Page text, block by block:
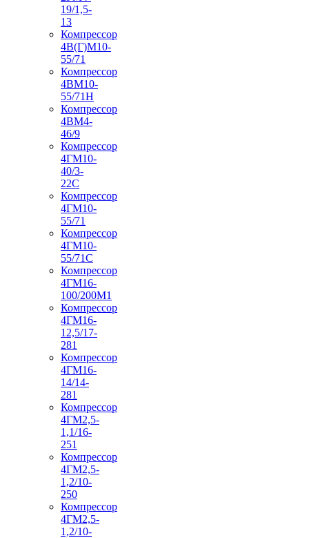
19/1,5-
13
Компрессор
4В(Г)М10-
55/71
Компрессор
4ВМ10-
55/71Н
Компрессор
4ВМ4-
46/9
Компрессор
4ГМ10-
40/3-
22С
Компрессор
4ГМ10-
55/71
Компрессор
4ГМ10-
55/71С
Компрессор
4ГМ16-
100/200М1
Компрессор
4ГМ16-
12,5/17-
281
Компрессор
4ГМ16-
14/14-
281
Компрессор
4ГМ2,5-
1,1/16-
251
Компрессор
4ГМ2,5-
1,2/10-
250
Компрессор
4ГМ2,5-
1,2/10-